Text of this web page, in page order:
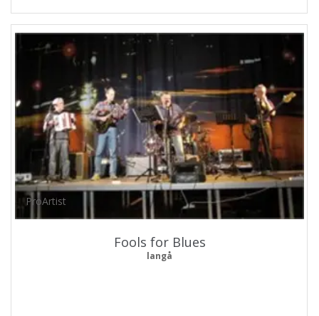
ProArtist
Fools for Blues
langå